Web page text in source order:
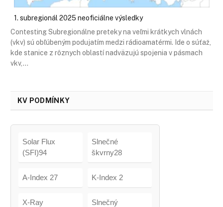
1. subregionál 2025 neoficiálne výsledky
Contesting Subregionálne preteky na veľmi krátkych vlnách
(vkv) sú obľúbeným podujatím medzi rádioamatérmi. Ide o súťaž,
kde stanice z rôznych oblastí nadväzujú spojenia v pásmach
vkv,…
KV PODMÍNKY
Solar Flux
(SFI)94
Slnečné
škvrny28
A-Index 27 K-Index 2
X-Ray
Slnečný